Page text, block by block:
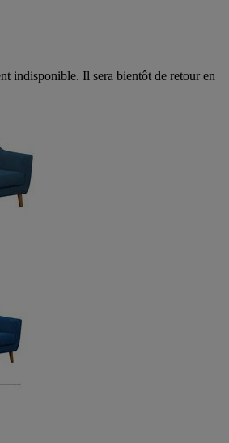
indisponible. Il sera bientôt de retour en